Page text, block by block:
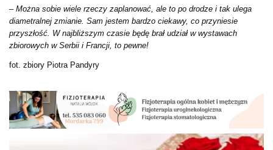
– Można sobie wiele rzeczy zaplanować, ale to po drodze i tak ulega
diametralnej zmianie. Sam jestem bardzo ciekawy, co przyniesie
przyszłość. W najbliższym czasie będę brał udział w wystawach
zbiorowych w Serbii i Francji, to pewne!
fot. zbiory Piotra Pandyry